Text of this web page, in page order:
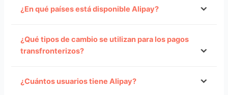
¿En qué países está disponible Alipay?
¿Qué tipos de cambio se utilizan para los pagos
transfronterizos?
¿Cuántos usuarios tiene Alipay?